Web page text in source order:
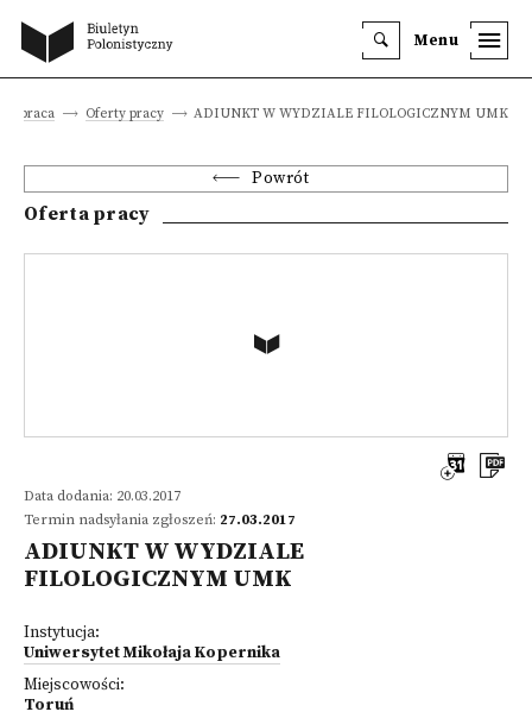
Menu
i praca Oferty pracy ADIUNKT W WYDZIALE FILOLOGICZNYM UMK
Powrót
Oferta pracy
Data dodania: 20.03.2017
Termin nadsyłania zgłoszeń: 27.03.2017
ADIUNKT W WYDZIALE
FILOLOGICZNYM UMK
Instytucja:
Uniwersytet Mikołaja Kopernika
Miejscowości:
Toruń